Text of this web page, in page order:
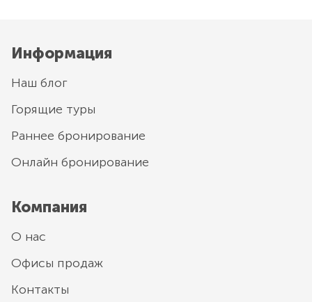
Информация
Наш блог
Горящие туры
Раннее бронирование
Онлайн бронирование
Компания
О нас
Офисы продаж
Контакты